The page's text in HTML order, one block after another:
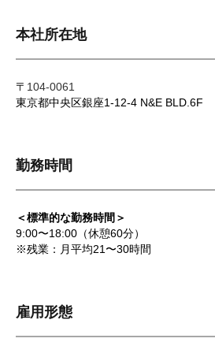
本社所在地
〒 104-0061
東京都中央区銀座1-12-4 N&E BLD.6F
勤務時間
＜標準的な勤務時間＞
9:00〜18:00（休憩60分）
※残業：月平均21〜30時間
雇用形態